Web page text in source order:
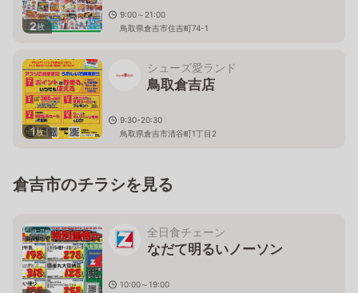
2枚
9:00～21:00
鳥取県倉吉市住吉町74-1
1枚
シューズ愛ランド
鳥取倉吉店
9:30-20:30
鳥取県倉吉市清谷町1丁目2
倉吉市のチラシを見る
全日食チェーン
なだて明るいノーソン
10:00～19:00